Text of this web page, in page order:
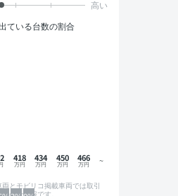
ている台数の割合
418 434 450 466
とモビリコ掲載車両では取引
参考情報です。